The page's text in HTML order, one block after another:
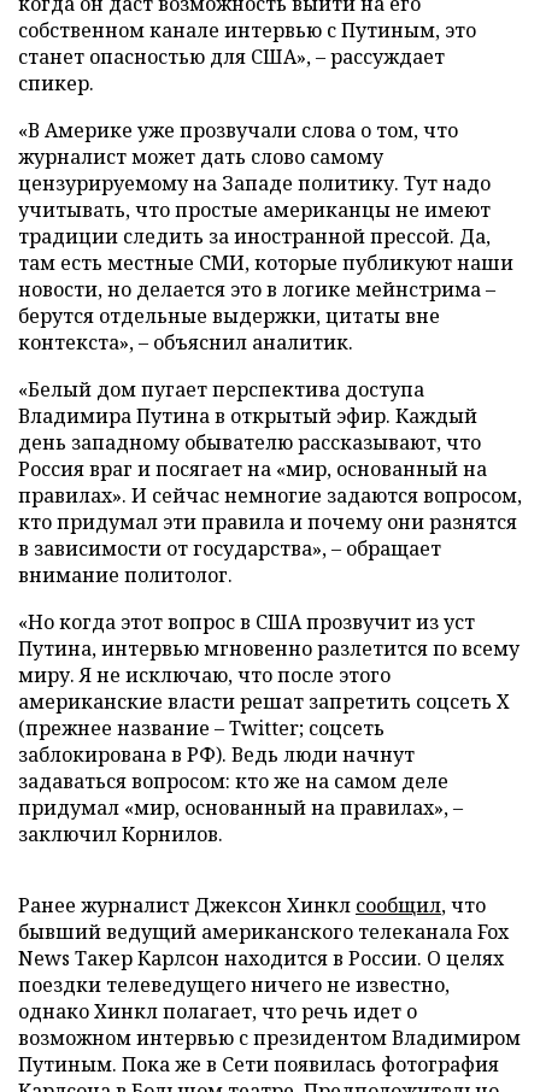
собственном канале интервью с Путиным, это
станет опасностью для США», – рассуждает
спикер.
«В Америке уже прозвучали слова о том, что
журналист может дать слово самому
цензурируемому на Западе политику. Тут надо
учитывать, что простые американцы не имеют
традиции следить за иностранной прессой. Да,
там есть местные СМИ, которые публикуют наши
новости, но делается это в логике мейнстрима –
берутся отдельные выдержки, цитаты вне
контекста», – объяснил аналитик.
«Белый дом пугает перспектива доступа
Владимира Путина в открытый эфир. Каждый
день западному обывателю рассказывают, что
Россия враг и посягает на «мир, основанный на
правилах». И сейчас немногие задаются вопросом,
кто придумал эти правила и почему они разнятся
в зависимости от государства», – обращает
внимание политолог.
«Но когда этот вопрос в США прозвучит из уст
Путина, интервью мгновенно разлетится по всему
миру. Я не исключаю, что после этого
американские власти решат запретить соцсеть X
(прежнее название – Twitter; соцсеть
заблокирована в РФ). Ведь люди начнут
задаваться вопросом: кто же на самом деле
придумал «мир, основанный на правилах», –
заключил Корнилов.
Ранее журналист Джексон Хинкл сообщил, что
бывший ведущий американского телеканала Fox
News Такер Карлсон находится в России. О целях
поездки телеведущего ничего не известно,
однако Хинкл полагает, что речь идет о
возможном интервью с президентом Владимиром
Путиным. Пока же в Сети появилась фотография